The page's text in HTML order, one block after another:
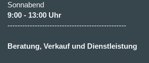
Sonnabend
9:00 - 13:00 Uhr
------------------------------------------------
Beratung, Verkauf und Dienstleistung